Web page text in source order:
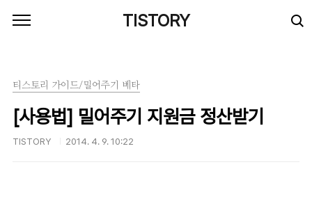
TISTORY
티스토리 가이드/밀어주기 베타
[사용법] 밀어주기 지원금 정산받기
TISTORY 2014. 4. 9. 10:22